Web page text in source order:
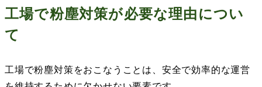
工場で粉塵対策が必要な理由につい
て
工場で粉塵対策をおこなうことは、安全で効率的な運営